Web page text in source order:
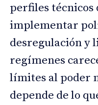
perfiles técnicos
implementar
desregulación y
regímenes
límites al poder
depende de lo